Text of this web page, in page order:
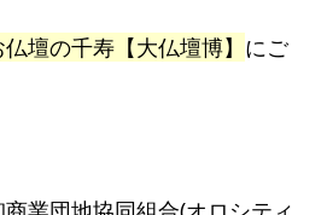
仏壇の千寿【大仏壇博】 にご